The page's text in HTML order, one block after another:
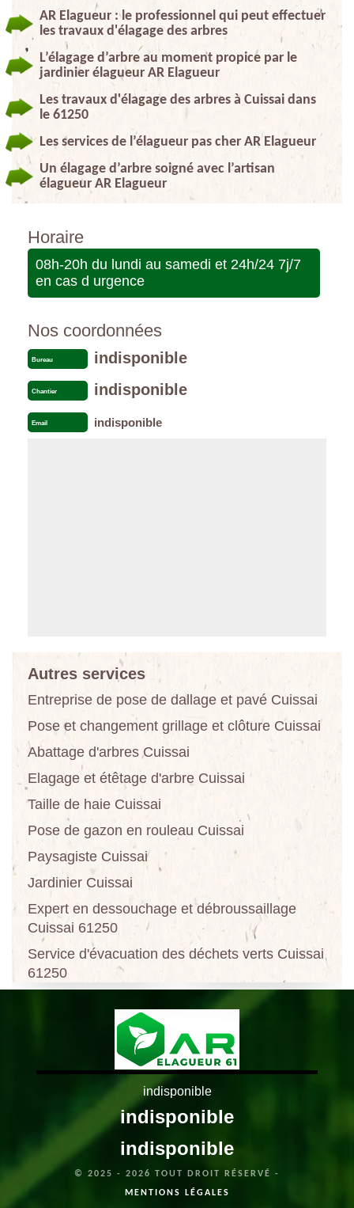
AR Elagueur : le professionnel qui peut effectuer
les travaux d'élagage des arbres
L’élagage d’arbre au moment propice par le
jardinier élagueur AR Elagueur
Les travaux d'élagage des arbres à Cuissai dans
le 61250
Les services de l’élagueur pas cher AR Elagueur
Un élagage d’arbre soigné avec l’artisan
élagueur AR Elagueur
Horaire
08h-20h du lundi au samedi et 24h/24 7j/7
en cas d urgence
Nos coordonnées
Bureau indisponible
Chantier indisponible
Email indisponible
Autres services
Entreprise de pose de dallage et pavé Cuissai
Pose et changement grillage et clôture Cuissai
Abattage d'arbres Cuissai
Elagage et étêtage d'arbre Cuissai
Taille de haie Cuissai
Pose de gazon en rouleau Cuissai
Paysagiste Cuissai
Jardinier Cuissai
Expert en dessouchage et débroussaillage
Cuissai 61250
Service d'évacuation des déchets verts Cuissai
61250
indisponible
indisponible
indisponible
© 2025 - 2026 TOUT DROIT RÉSERVÉ -
MENTIONS LÉGALES